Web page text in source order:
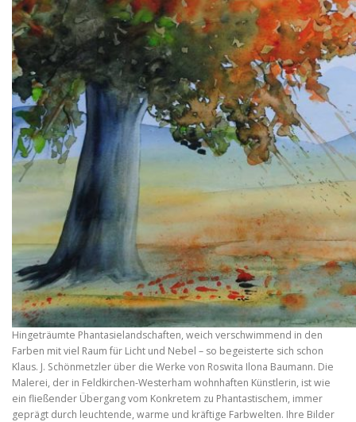
Hingeträumte Phantasielandschaften, weich verschwimmend in den
Farben mit viel Raum für Licht und Nebel – so begeisterte sich schon
Klaus. J. Schönmetzler über die Werke von Roswita Ilona Baumann. Die
Malerei, der in Feldkirchen-Westerham wohnhaften Künstlerin, ist wie
ein fließender Übergang vom Konkretem zu Phantastischem, immer
geprägt durch leuchtende, warme und kräftige Farbwelten. Ihre Bilder